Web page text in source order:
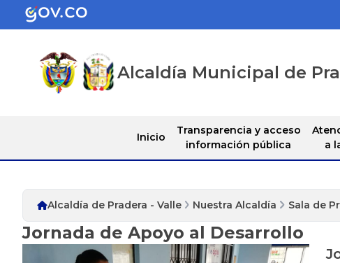
Alcaldía Municipal de
Inicio
Transparencia y acceso
información pública
a
Alcaldía de Pradera - Valle Nuestra Alcaldía Sala de
Jornada de Apoyo al Desarrollo